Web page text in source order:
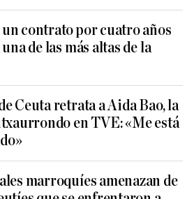
contrato por cuatro años
de las más altas de la
Ceuta retrata a Aida Bao, la
en TVE: «Me está
marroquíes amenazan de